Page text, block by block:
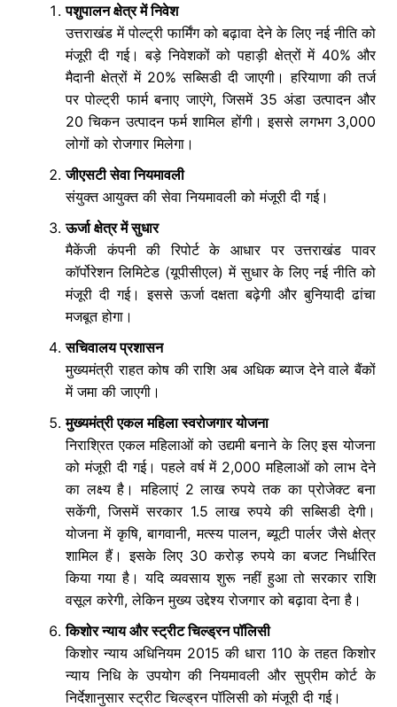
पशुपालन क्षेत्र में निवेश
उत्तराखंड में पोल्ट्री फार्मिंग को बढ़ावा देने के लिए नई नीति को
मंजूरी दी गई। बड़े निवेशकों को पहाड़ी क्षेत्रों में 40% और
मैदानी क्षेत्रों में 20% सब्सिडी दी जाएगी। हरियाणा की तर्ज
पर पोल्ट्री फार्म बनाए जाएंगे, जिसमें 35 अंडा उत्पादन और
20 चिकन उत्पादन फर्म शामिल होंगी। इससे लगभग 3,000
लोगों को रोजगार मिलेगा।
जीएसटी सेवा नियमावली
संयुक्त आयुक्त की सेवा नियमावली को मंजूरी दी गई।
ऊर्जा क्षेत्र में सुधार
मैकेंजी कंपनी की रिपोर्ट के आधार पर उत्तराखंड पावर
कॉर्पोरेशन लिमिटेड (यूपीसीएल) में सुधार के लिए नई नीति को
मंजूरी दी गई। इससे ऊर्जा दक्षता बढ़ेगी और बुनियादी ढांचा
मजबूत होगा।
सचिवालय प्रशासन
मुख्यमंत्री राहत कोष की राशि अब अधिक ब्याज देने वाले बैंकों
में जमा की जाएगी।
मुख्यमंत्री एकल महिला स्वरोजगार योजना
निराश्रित एकल महिलाओं को उद्यमी बनाने के लिए इस योजना
को मंजूरी दी गई। पहले वर्ष में 2,000 महिलाओं को लाभ देने
का लक्ष्य है। महिलाएं 2 लाख रुपये तक का प्रोजेक्ट बना
सकेंगी, जिसमें सरकार 1.5 लाख रुपये की सब्सिडी देगी।
योजना में कृषि, बागवानी, मत्स्य पालन, ब्यूटी पार्लर जैसे क्षेत्र
शामिल हैं। इसके लिए 30 करोड़ रुपये का बजट निर्धारित
किया गया है। यदि व्यवसाय शुरू नहीं हुआ तो सरकार राशि
वसूल करेगी, लेकिन मुख्य उद्देश्य रोजगार को बढ़ावा देना है।
किशोर न्याय और स्ट्रीट चिल्ड्रन पॉलिसी
किशोर न्याय अधिनियम 2015 की धारा 110 के तहत किशोर
न्याय निधि के उपयोग की नियमावली और सुप्रीम कोर्ट के
निर्देशानुसार स्ट्रीट चिल्ड्रन पॉलिसी को मंजूरी दी गई।